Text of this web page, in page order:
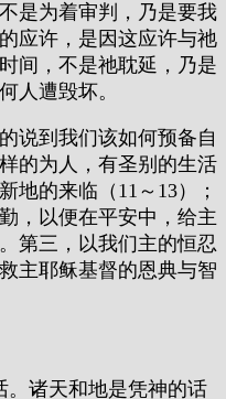
是为着审判，乃是要我
应许，是因这应许与祂
间，不是祂耽延，乃是
人遭毁坏。
说到我们该如何预备自
的为人，有圣别的生活
地的来临（11～13）；
，以便在平安中，给主
第三，以我们主的恒忍
主耶稣基督的恩典与智
。诸天和地是凭神的话